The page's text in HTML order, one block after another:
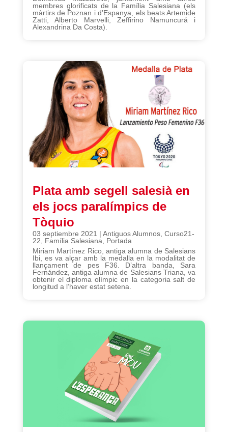
membres glorificats de la Família Salesiana (els
màrtirs de Poznan i d’Espanya, els beats Artemide
Zatti, Alberto Marvelli, Zeffirino Namuncurá i
Alexandrina Da Costa).
Plata amb segell salesià en
els jocs paralímpics de
Tòquio
03 septiembre 2021 | Antiguos Alumnos, Curso21-
22
Família Salesiana
Portada
Miriam Martínez Rico, antiga alumna de Salesians
Ibi, es va alçar amb la medalla en la modalitat de
llançament de pes F36. D’altra banda, Sara
Fernández, antiga alumna de Salesians Triana, va
obtenir el diploma olímpic en la categoria salt de
longitud a l’haver estat setena.